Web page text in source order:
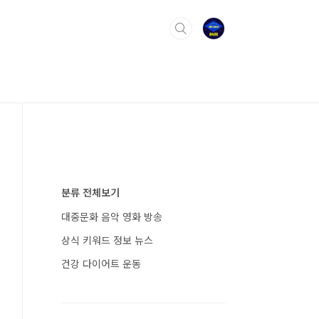
분류 전체보기
대중문화 음악 영화 방송
상식 키워드 정보 뉴스
건강 다이어트 운동